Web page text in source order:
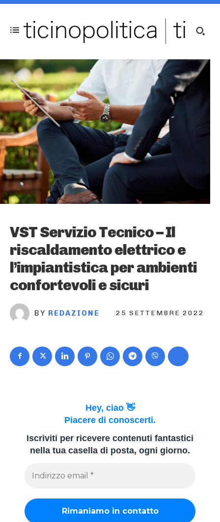
VST Servizio Tecnico – Il
riscaldamento elettrico e
l’impiantistica per ambienti
confortevoli e sicuri
BY REDAZIONE 25 SETTEMBRE 2022